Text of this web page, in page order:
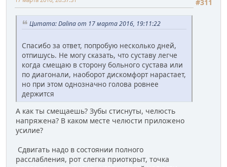
#311
Цитата: Dalina от 17 марта 2016, 19:11:22
Спасибо за ответ, попробую несколько дней,
отпишусь. Не могу сказать, что суставу легче
когда смещаю в сторону больного сустава или
по диагонали, наоборот дискомфорт нарастает,
но при этом однозначно голова ровнее
держится
А как ты смещаешь? Зубы стиснуты, челюсть
напряжена? В каком месте челюсти приложено
усилие?
Сдвигать надо в состоянии полного
расслабления, рот слегка приоткрыт, точка